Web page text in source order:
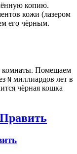
копию.
кожи (лазером
его чёрным.
комнаты. Помещаем
N миллиардов лет в
чёрная кошка
Править